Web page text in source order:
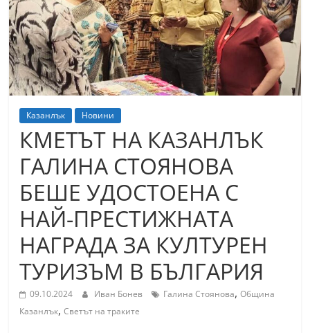
т
К
а
з
а
н
ъ
к
и
б
л
а
с
Казанлък Новини
КМЕТЪТ НА КАЗАНЛЪК
ГАЛИНА СТОЯНОВА
БЕШЕ УДОСТОЕНА С
НАЙ-ПРЕСТИЖНАТА
НАГРАДА ЗА КУЛТУРЕН
ТУРИЗЪМ В БЪЛГАРИЯ
09.10.2024 Иван Бонев Галина Стоянова,Община
Казанлък,Светът на траките